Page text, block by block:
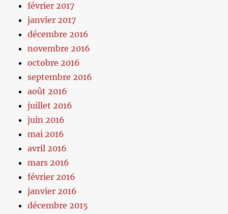
février 2017
janvier 2017
décembre 2016
novembre 2016
octobre 2016
septembre 2016
août 2016
juillet 2016
juin 2016
mai 2016
avril 2016
mars 2016
février 2016
janvier 2016
décembre 2015